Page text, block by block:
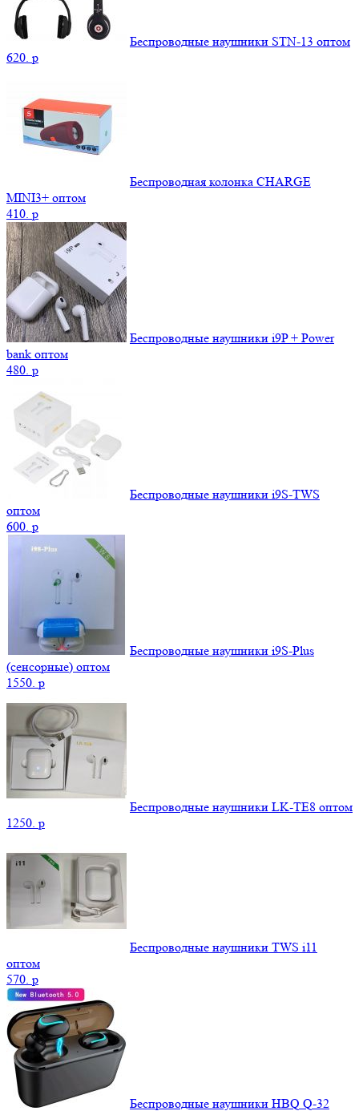
Беспроводные наушники STN-13 оптом
620. p
Беспроводная колонка CHARGE
MINI3+ оптом
410. p
Беспроводные наушники i9P + Power
bank оптом
480. p
Беспроводные наушники i9S-TWS
оптом
600. p
Беспроводные наушники i9S-Plus
(сенсорные) оптом
1550. p
Беспроводные наушники LK-TE8 оптом
1250. p
Беспроводные наушники TWS i11
оптом
570. p
Беспроводные наушники HBQ Q-32